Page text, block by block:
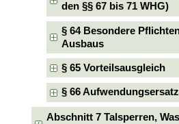
den §§ 67 bis 71 WHG)
§ 64 Besondere
Ausbaus
§ 65 Vorteilsausgleich
§ 66 Aufwendungsersatz
Abschnitt 7 Talsperren,